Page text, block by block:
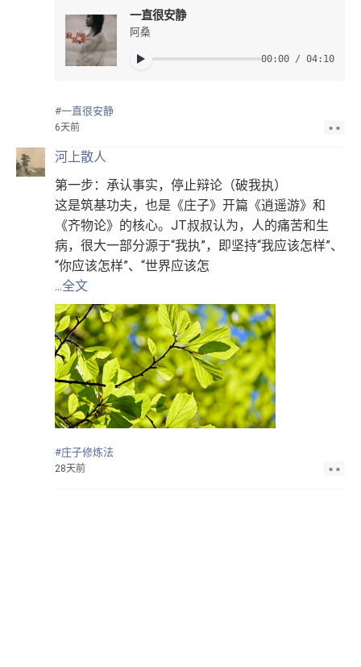
一直很安静
阿桑
00:00 / 04:10
#一直很安静
6天前
河上散人
第一步：承认事实，停止辩论（破我执）
这是筑基功夫，也是《庄子》开篇《逍遥游》和
《齐物论》的核心。JT叔叔认为，人的痛苦和生
病，很大一部分源于“我执”，即坚持“我应该怎样”、
“你应该怎样”、“世界应该怎
...全文
#庄子修炼法
28天前